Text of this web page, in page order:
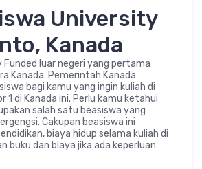
University
Kanada
Funded luar negeri yang pertama
Kanada. Pemerintah Kanada
bagi kamu yang ingin kuliah di
1 di Kanada ini. Perlu kamu ketahui
salah satu beasiswa yang
Cakupan beasiswa ini
biaya hidup selama kuliah di
buku dan biaya jika ada keperluan